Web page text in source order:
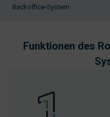
Backoffice-System
Funktionen des